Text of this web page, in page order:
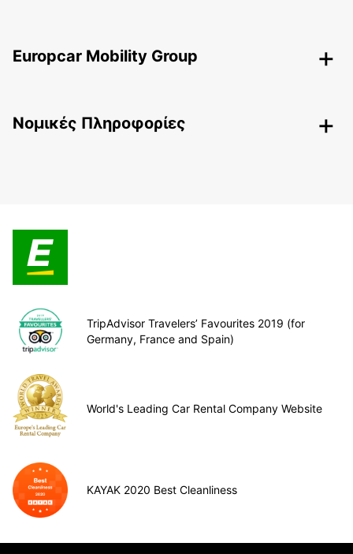
Europcar Mobility Group
Nομικές Πληροφορίες
TripAdvisor Travelers’ Favourites 2019 (for
Germany, France and Spain)
World's Leading Car Rental Company Website
KAYAK 2020 Best Cleanliness